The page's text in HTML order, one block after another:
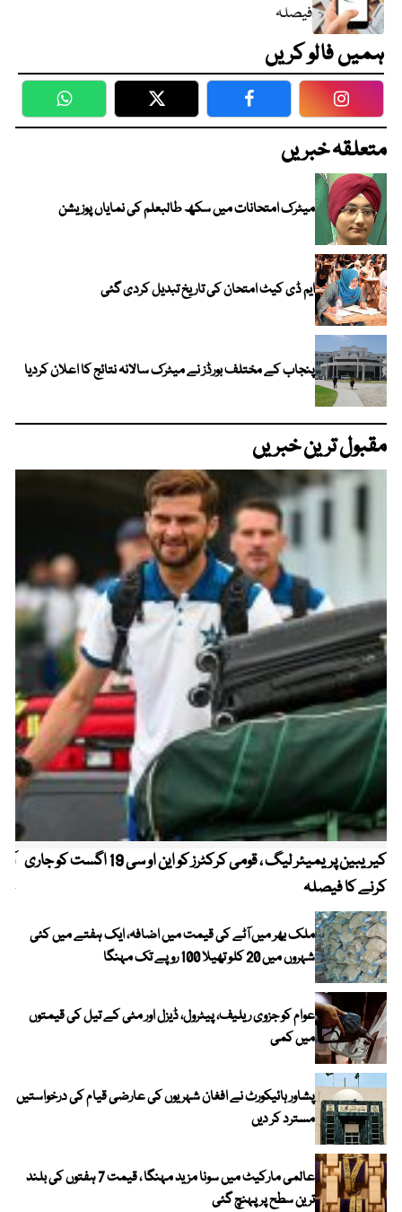
فیصلہ
ہمیں فالو کریں
WhatsApp Twitter Facebook
متعلقہ خبریں
میٹرک امتحانات میں سکھ طالبعلم کی نمایاں پوزیشن
ایم ڈی کیٹ امتحان کی تاریخ تبدیل کردی گئی
پنجاب کے مختلف بورڈز نے میٹرک سالانہ نتائج کا اعلان کردیا
مقبول ترین خبریں
کیریبین پریمیئر لیگ ، قومی کرکٹرز کو این او سی 19 اگست کو جاری
کرنے کا فیصلہ
ملک بھر میں آٹے کی قیمت میں اضافہ، ایک ہفتے میں کئی
شہروں میں 20 کلو تھیلا 100 روپے تک مہنگا
عوام کو جزوی ریلیف، پیٹرول، ڈیزل اور مٹی کے تیل کی قیمتوں
میں کمی
پشاور ہائیکورٹ نے افغان شہریوں کی عارضی قیام کی درخواستیں
مسترد کر دیں
عالمی مارکیٹ میں سونا مزید مہنگا ، قیمت 7 ہفتوں کی بلند
ترین سطح پر پہنچ گئی